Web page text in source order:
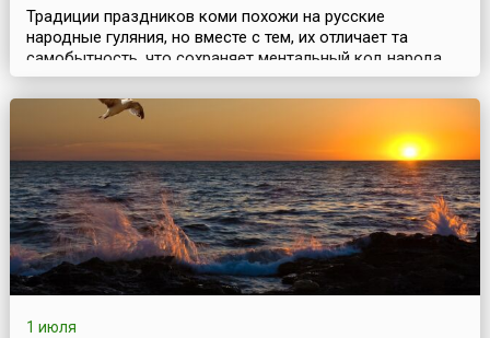
Традиции праздников коми похожи на русские
народные гуляния, но вместе с тем, их отличает та
самобытность, что сохраняет ментальный код народа,
их представления о мироздании. Перед началом
сенокосной страды, в первые выходные июля, в
междуречье рек Ижма и Курья собираются коми-
ижемцы на народные гулянья – праздник «Луд»,
который проходит на заливных лугах левого берега реки
Ижмы, села Ижма Иже...
1 июля